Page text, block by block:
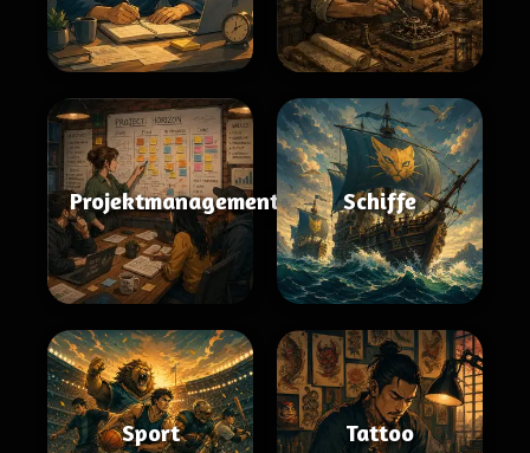
Projektmanagement Schiffe
Sport Tattoo